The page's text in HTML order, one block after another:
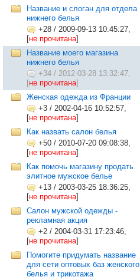
Название и слоган для отдела
нижнего белья
+28 / 2009-09-13 10:45:27,
[не прочитана]
Название моего магазина
нижнего белья
+34 / 2012-03-28 13:32:47,
[не прочитана]
Женская одежда из Франции
+3 / 2002-04-16 10:52:57,
[не прочитана]
Как назвать салон белья
+50 / 2010-07-20 09:08:38,
[не прочитана]
Как помочь магазину продать
элитное мужское белье
+13 / 2003-03-25 18:36:25,
[не прочитана]
Салон мужской одежды -
рекламная акция
+2 / 2004-03-31 17:23:46,
[не прочитана]
Помогите придумать название
для сети оптовых баз женского
белья и трикотажа